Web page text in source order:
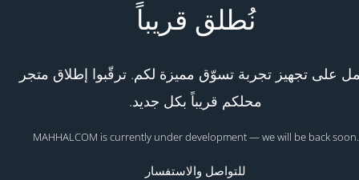
نُطلق قريباً
على تجهيز تجربة تسوّق مميزة لكم. ترقّبوا إطلاق متجر
محلكم قريباً بكل جديد.
MAHHALCOM is currently under development — we will be back soon.
للتواصل والاستفسار